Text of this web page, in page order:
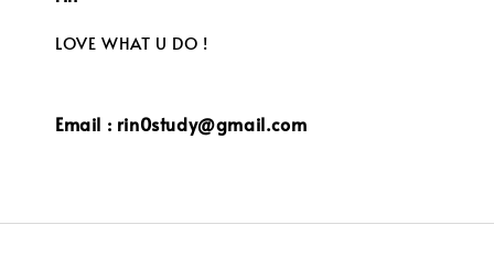
LOVE WHAT U DO !
Email : rin0study@gmail.com